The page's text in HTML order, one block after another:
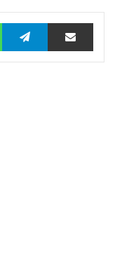
WhatsAppTelegramTeilen via E-Mail